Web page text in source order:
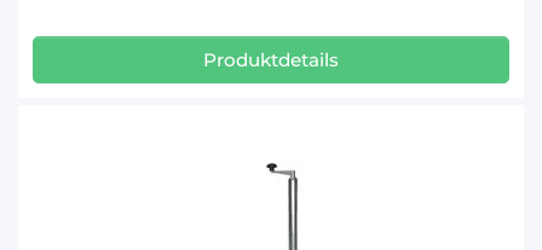
Produktdetails